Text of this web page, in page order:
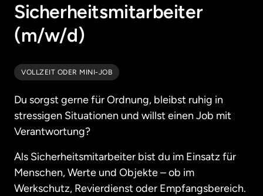
Sicherheitsmitarbeiter
(m/w/d)
VOLLZEIT ODER MINI-JOB
Du sorgst gerne für Ordnung, bleibst ruhig in
stressigen Situationen und willst einen Job mit
Verantwortung?
Als Sicherheitsmitarbeiter bist du im Einsatz für
Menschen, Werte und Objekte – ob im
Werkschutz, Revierdienst oder Empfangsbereich.